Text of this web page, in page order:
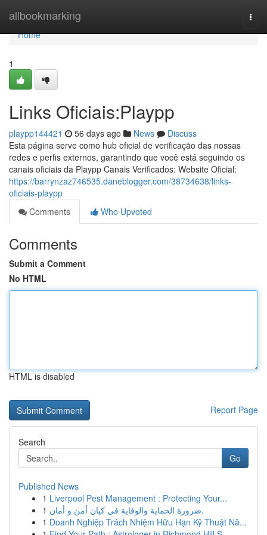
allbookmarking
Home
Home
1
Links Oficiais:Playpp
playpp144421 56 days ago News
Discuss
Esta página serve como hub oficial de verificação das nossas
redes e perfis externos, garantindo que você está seguindo os
canais oficiais da Playpp Canais Verificados: Website Oficial:
https://barrynzaz746535.daneblogger.com/38734638/links-
oficiais-playpp
Comments
Who Upvoted
Comments
Submit a Comment
No HTML
HTML is disabled
Report Page
Search
Go
Published News
1 Liverpool Pest Management : Protecting Your...
1
ضرورة الحماية والوقاية في كيان أمن و أمان.
1 Doanh Nghiệp Trách Nhiệm Hữu Hạn Kỹ Thuật Nă...